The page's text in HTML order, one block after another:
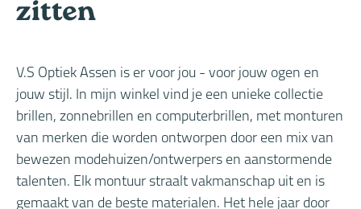
zitten
V.S Optiek Assen is er voor jou - voor jouw ogen en
jouw stijl. In mijn winkel vind je een unieke collectie
brillen, zonnebrillen en computerbrillen, met monturen
van merken die worden ontworpen door een mix van
bewezen modehuizen/ontwerpers en aanstormende
talenten. Elk montuur straalt vakmanschap uit en is
gemaakt van de beste materialen. Het hele jaar door